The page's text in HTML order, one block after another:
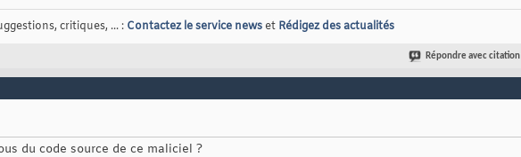
VBScript files MSKernel32.vbs, Win32DLL.vbs and
YOU.TXT.vbs
critiques, ... : Contactez le service newset Rédigez des actualités
Répondre avec citation
du code source de ce maliciel ?